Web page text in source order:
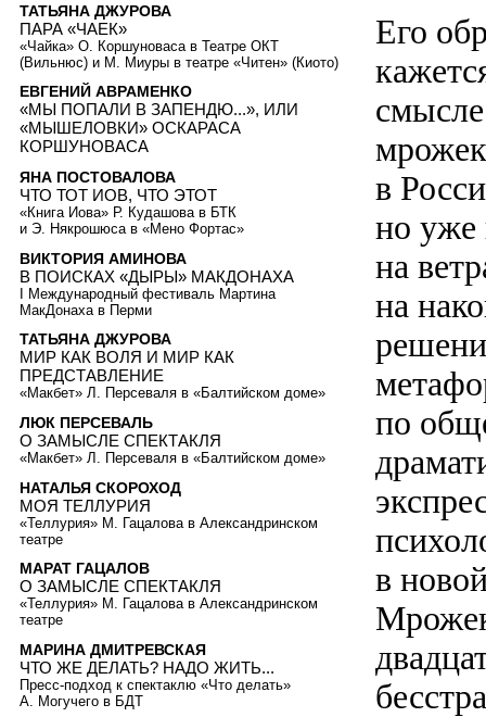
Его
в
но уже
на
на
по
в
ТАТЬЯНА ДЖУРОВА
ПАРА «ЧАЕК»
«Чайка» О. Коршуноваса в Театре ОКТ
(Вильнюс) и М. Миуры в театре «Читен» (Киото)
ЕВГЕНИЙ АВРАМЕНКО
«МЫ ПОПАЛИ В ЗАПЕНДЮ...», ИЛИ
«МЫШЕЛОВКИ» ОСКАРАСА
КОРШУНОВАСА
ЯНА ПОСТОВАЛОВА
ЧТО ТОТ ИОВ, ЧТО ЭТОТ
«Книга Иова» Р. Кудашова в БТК
и Э. Някрошюса в «Мено Фортас»
ВИКТОРИЯ АМИНОВА
В ПОИСКАХ «ДЫРЫ» МАКДОНАХА
I Международный фестиваль Мартина
МакДонаха в Перми
ТАТЬЯНА ДЖУРОВА
МИР КАК ВОЛЯ И МИР КАК
ПРЕДСТАВЛЕНИЕ
«Макбет» Л. Персеваля в «Балтийском доме»
ЛЮК ПЕРСЕВАЛЬ
О ЗАМЫСЛЕ СПЕКТАКЛЯ
«Макбет» Л. Персеваля в «Балтийском доме»
НАТАЛЬЯ СКОРОХОД
МОЯ ТЕЛЛУРИЯ
«Теллурия» М. Гацалова в Александринском
театре
МАРАТ ГАЦАЛОВ
О ЗАМЫСЛЕ СПЕКТАКЛЯ
«Теллурия» М. Гацалова в Александринском
театре
МАРИНА ДМИТРЕВСКАЯ
ЧТО ЖЕ ДЕЛАТЬ? НАДО ЖИТЬ...
Пресс-подход к спектаклю «Что делать»
А. Могучего в БДТ